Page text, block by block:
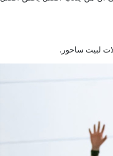
لبيت ساحور.